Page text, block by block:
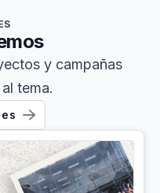
y campañas
tema.